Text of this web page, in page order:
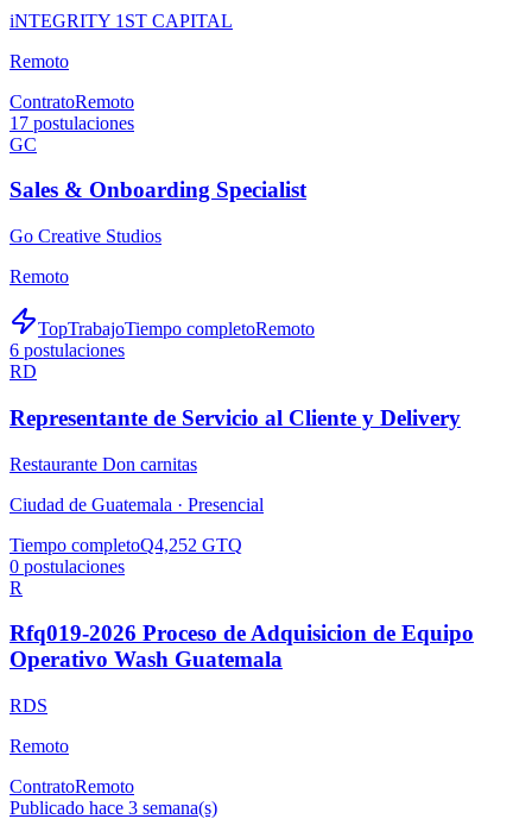
iNTEGRITY 1ST CAPITAL
Remoto
ContratoRemoto
17 postulaciones
GC
Sales & Onboarding Specialist
Go Creative Studios
Remoto
TopTrabajoTiempo completoRemoto
6 postulaciones
RD
Representante de Servicio al Cliente y Delivery
Restaurante Don carnitas
Ciudad de Guatemala · Presencial
Tiempo completoQ4,252 GTQ
0 postulaciones
R
Rfq019-2026 Proceso de Adquisicion de Equipo
Operativo Wash Guatemala
RDS
Remoto
ContratoRemoto
Publicado hace 3 semana(s)